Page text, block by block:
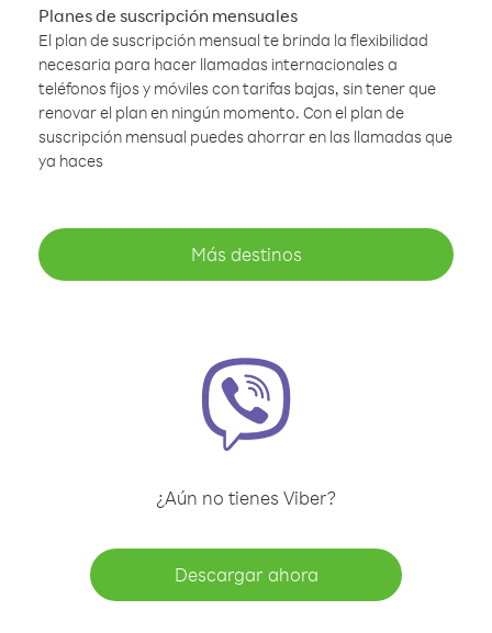
Planes de suscripción mensuales
El plan de suscripción mensual te brinda la flexibilidad
necesaria para hacer llamadas internacionales a
teléfonos fijos y móviles con tarifas bajas, sin tener que
renovar el plan en ningún momento. Con el plan de
suscripción mensual puedes ahorrar en las llamadas que
ya haces
Más destinos
¿Aún no tienes Viber?
Descargar ahora